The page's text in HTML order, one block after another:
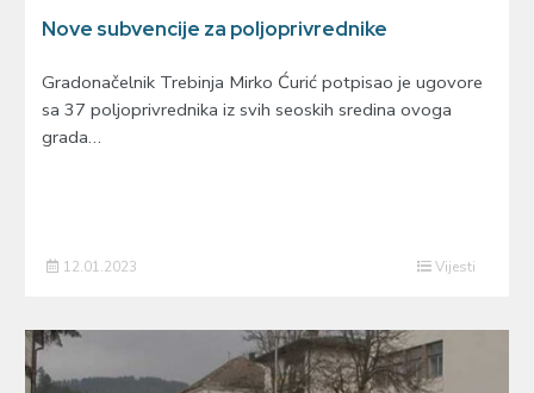
Nove subvencije za poljoprivrednike
Gradonačelnik Trebinja Mirko Ćurić potpisao je ugovore
sa 37 poljoprivrednika iz svih seoskih sredina ovoga
grada…
12.01.2023 Vijesti